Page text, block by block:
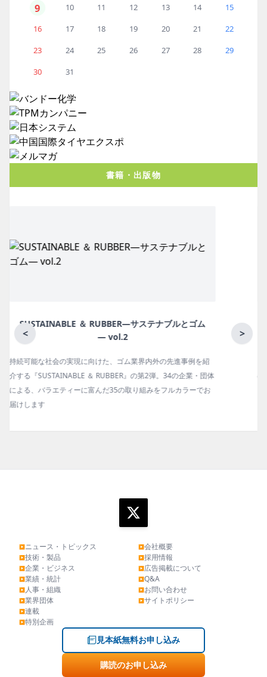
9 10 11 12 13 14
15
16
17 18 19 20 21
22
23
24 25 26 27 28
29
30
31
書籍・出版物
< >
月刊ラバーインダストリー／単品
ゴム報知新聞の姉妹誌。ゴム・エラストマー製品・市場分野別
の動向、新製品・技術、原材料動向、設備・機械の紹介、イン
タビュー、海外企業情報、統計などをコンパクトに掲載してい
▶ニュース・トピックス
▶技術・製品
▶企業・ビジネス
▶業績・統計
▶人事・組織
▶業界団体
▶連載
▶特別企画
▶会社概要
▶採用情報
▶広告掲載について
▶Q&A
▶お問い合わせ
▶サイトポリシー
見本紙無料お申し込み
購読のお申し込み